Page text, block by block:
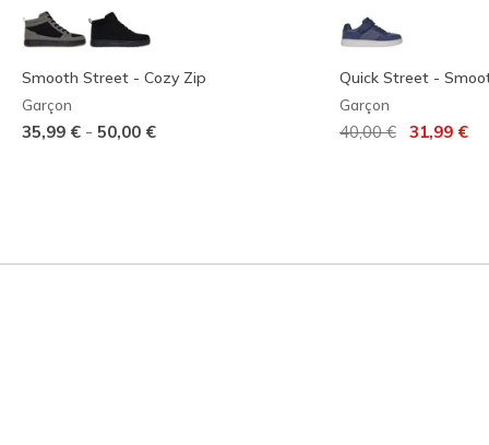
Smooth Street - Cozy Zip
Garçon
35,99 € - 50,00 €
Quick Street -
Garçon
Prix réduit de
40,00 €à 31,99 €